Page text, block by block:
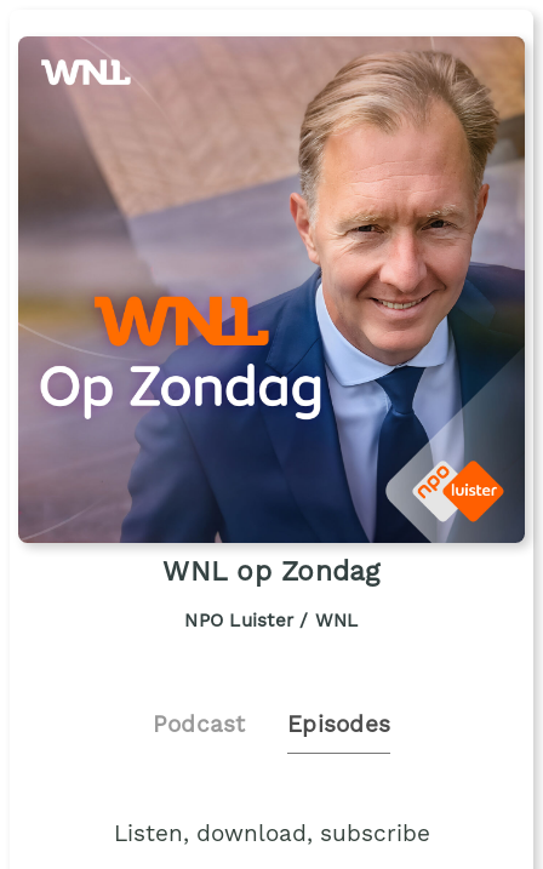
WNL op Zondag
NPO Luister / WNL
Podcast Episodes
Listen, download, subscribe